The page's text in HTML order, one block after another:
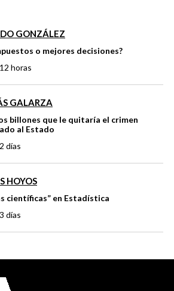
GONZÁLEZ
o mejores decisiones?
12 horas
GALARZA
billones que le quitaría el crimen
al Estado
2 días
HOYOS
científicas” en Estadística
3 días